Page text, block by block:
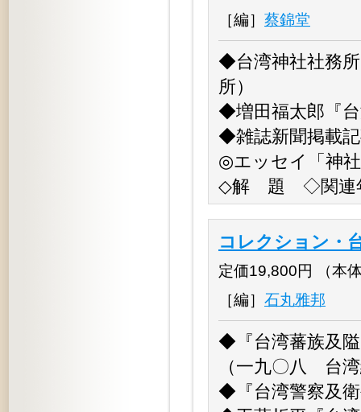
［編］ 蔡錦堂
◆台湾神社社務
所）
◆増田福太郎『
◆雑誌新聞掲載
◎エッセイ「神
◇解 題 ◇関連
コレクション・
定価19,800円 （本
［編］ 石丸雅邦
◆『台湾蕃族及
（一九〇八 台
◆『台湾警察及